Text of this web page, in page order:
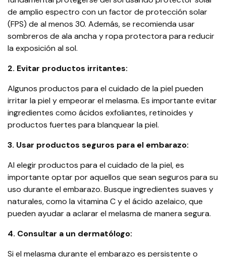
de amplio espectro con un factor de protección solar
(FPS) de al menos 30. Además, se recomienda usar
sombreros de ala ancha y ropa protectora para reducir
la exposición al sol.
2. Evitar productos irritantes:
Algunos productos para el cuidado de la piel pueden
irritar la piel y empeorar el melasma. Es importante evitar
ingredientes como ácidos exfoliantes, retinoides y
productos fuertes para blanquear la piel.
3. Usar productos seguros para el embarazo:
Al elegir productos para el cuidado de la piel, es
importante optar por aquellos que sean seguros para su
uso durante el embarazo. Busque ingredientes suaves y
naturales, como la vitamina C y el ácido azelaico, que
pueden ayudar a aclarar el melasma de manera segura.
4. Consultar a un dermatólogo:
Si el melasma durante el embarazo es persistente o